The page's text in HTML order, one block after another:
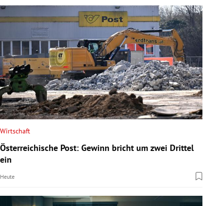
Wirtschaft
Österreichische Post: Gewinn bricht um zwei Drittel
ein
Heute